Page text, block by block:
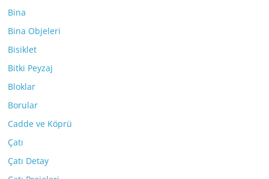
Bina
Bina Objeleri
Bisiklet
Bitki Peyzaj
Bloklar
Borular
Cadde ve Köprü
Çatı
Çatı Detay